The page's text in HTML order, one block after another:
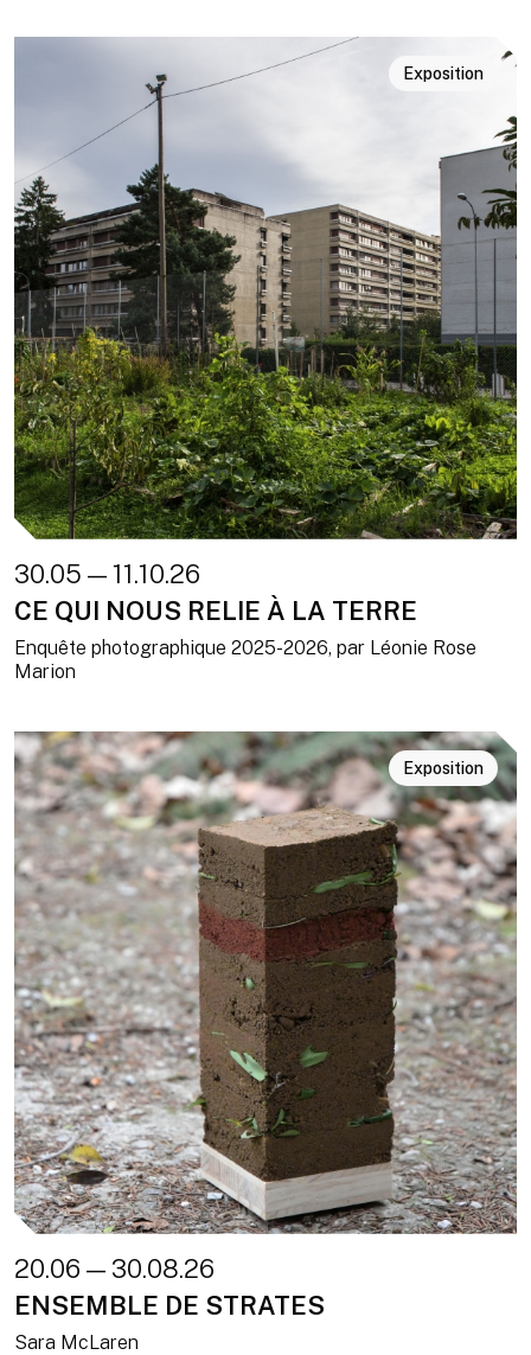
Exposition
30.05 — 11.10.26
CE QUI NOUS RELIE À LA TERRE
Enquête photographique 2025-2026, par Léonie Rose
Marion
Exposition
20.06 — 30.08.26
ENSEMBLE DE STRATES
Sara McLaren